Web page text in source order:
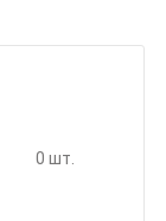
0 шт.